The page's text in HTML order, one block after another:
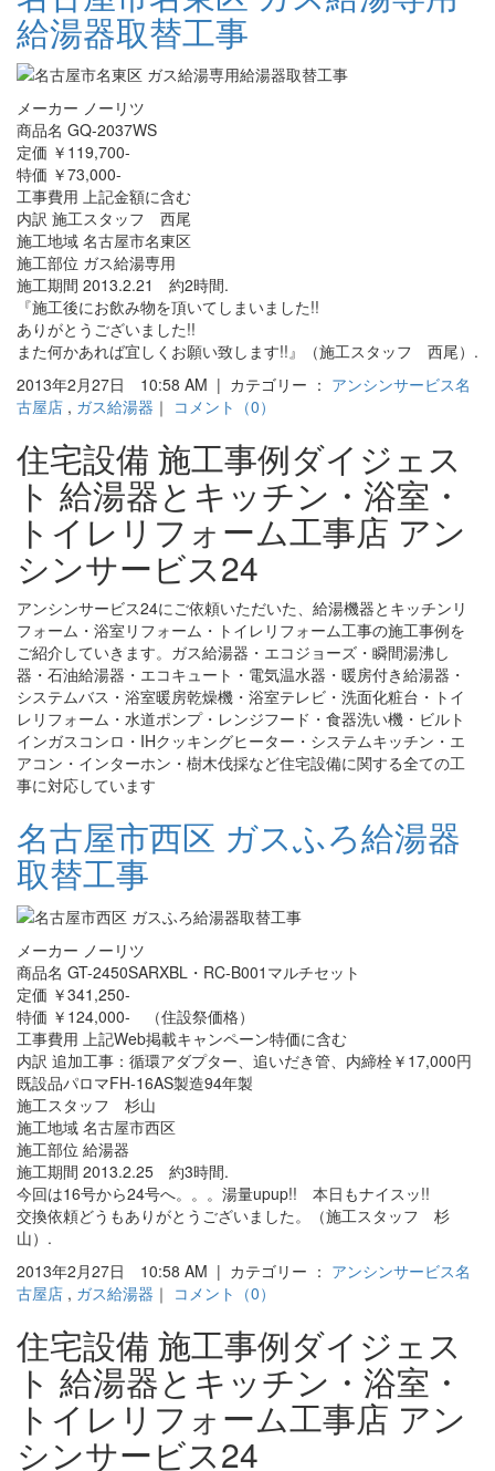
給湯器取替工事
メーカー ノーリツ
商品名 GQ-2037WS
定価 ￥119,700-
特価 ￥73,000-
工事費用 上記金額に含む
内訳 施工スタッフ 西尾
施工地域 名古屋市名東区
施工部位 ガス給湯専用
施工期間 2013.2.21 約2時間.
『施工後にお飲み物を頂いてしまいました!!
ありがとうございました!!
また何かあれば宜しくお願い致します!!』（施工スタッフ 西尾）.
2013年2月27日 10:58 AM | カテゴリー ： アンシンサービス名
古屋店 , ガス給湯器 ｜ コメント（0）
住宅設備 施工事例ダイジェス
ト 給湯器とキッチン・浴室・
トイレリフォーム工事店 アン
シンサービス24
アンシンサービス24にご依頼いただいた、給湯機器とキッチンリ
フォーム・浴室リフォーム・トイレリフォーム工事の施工事例を
ご紹介していきます。ガス給湯器・エコジョーズ・瞬間湯沸し
器・石油給湯器・エコキュート・電気温水器・暖房付き給湯器・
システムバス・浴室暖房乾燥機・浴室テレビ・洗面化粧台・トイ
レリフォーム・水道ポンプ・レンジフード・食器洗い機・ビルト
インガスコンロ・IHクッキングヒーター・システムキッチン・エ
アコン・インターホン・樹木伐採など住宅設備に関する全ての工
事に対応しています
名古屋市西区 ガスふろ給湯器
取替工事
メーカー ノーリツ
商品名 GT-2450SARXBL・RC-B001マルチセット
定価 ￥341,250-
特価 ￥124,000- （住設祭価格）
工事費用 上記Web掲載キャンペーン特価に含む
内訳 追加工事：循環アダプター、追いだき管、内締栓￥17,000円
既設品パロマFH-16AS製造94年製
施工スタッフ 杉山
施工地域 名古屋市西区
施工部位 給湯器
施工期間 2013.2.25 約3時間.
今回は16号から24号へ。。。湯量upup!! 本日もナイスッ!!
交換依頼どうもありがとうございました。（施工スタッフ 杉
山）.
2013年2月27日 10:58 AM | カテゴリー ： アンシンサービス名
古屋店 , ガス給湯器 ｜ コメント（0）
住宅設備 施工事例ダイジェス
ト 給湯器とキッチン・浴室・
トイレリフォーム工事店 アン
シンサービス24